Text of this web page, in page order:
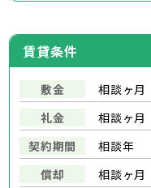
賃貸条件
敷金
相談ヶ月
礼金
相談ヶ月
契約期間
相談年
償却
相談ヶ月